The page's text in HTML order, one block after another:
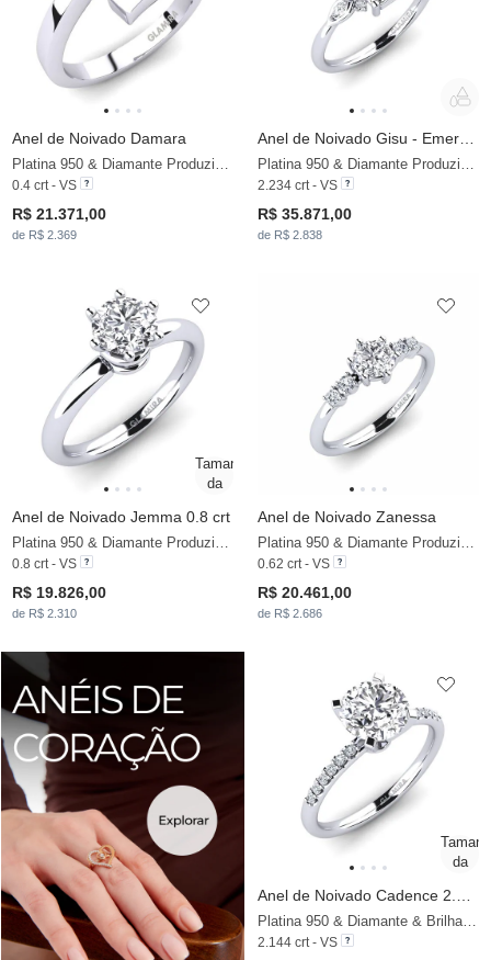
Anel de Noivado Damara
0.4 crt - VS
R$ 21.371,00
de R$ 2.369
2.234 crt - VS
R$ 35.871,00
de R$ 2.838
Anel de Noivado Jemma 0.8 crt
0.8 crt - VS
R$ 19.826,00
de R$ 2.310
Anel de Noivado Zanessa
0.62 crt - VS
R$ 20.461,00
de R$ 2.686
2.144 crt - VS